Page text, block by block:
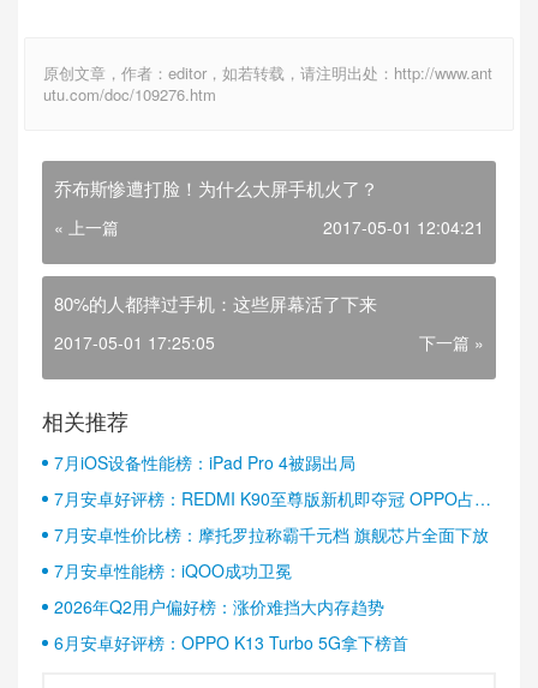
原创文章，作者：editor，如若转载，请注明出处：http://www.ant
utu.com/doc/109276.htm
乔布斯惨遭打脸！为什么大屏手机火了？
« 上一篇 2017-05-01 12:04:21
80%的人都摔过手机：这些屏幕活了下来
2017-05-01 17:25:05 下一篇 »
相关推荐
7月iOS设备性能榜：iPad Pro 4被踢出局
7月安卓好评榜：REDMI K90至尊版新机即夺冠 OPPO占据
半壁江山
7月安卓性价比榜：摩托罗拉称霸千元档 旗舰芯片全面下放
7月安卓性能榜：iQOO成功卫冕
2026年Q2用户偏好榜：涨价难挡大内存趋势
6月安卓好评榜：OPPO K13 Turbo 5G拿下榜首